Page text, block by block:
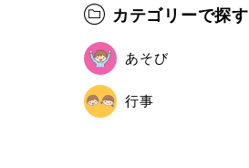
カテゴリーで探す
あそび
行事